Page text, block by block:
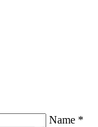
Name *